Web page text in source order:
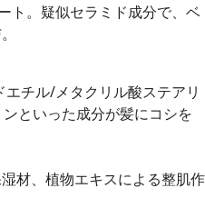
ト。疑似セラミド成分で、ベ
チル/メタクリル酸ステアリ
といった成分が髪にコシを
材、植物エキスによる整肌作